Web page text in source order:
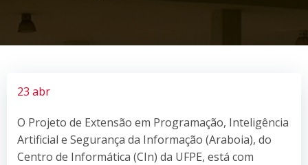
23 abr
O Projeto de Extensão em Programação, Inteligência
Artificial e Segurança da Informação (Araboia), do
Centro de Informática (CIn) da UFPE, está com